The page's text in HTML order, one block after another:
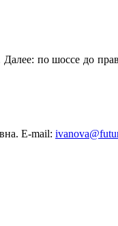
по шоссе до
E-mail: